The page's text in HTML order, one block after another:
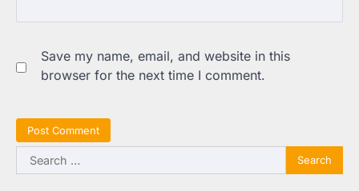
Save my name, email, and website in this
browser for the next time I comment.
Search
for: